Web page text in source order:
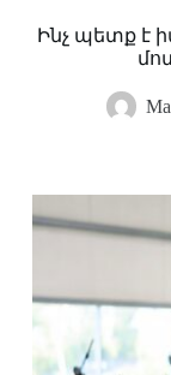
Ինչ պետք է